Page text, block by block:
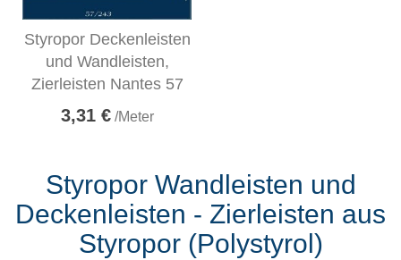
Styropor Deckenleisten
und Wandleisten,
Zierleisten Nantes 57
3,31 €/Meter
Styropor Wandleisten und
Deckenleisten - Zierleisten aus
Styropor (Polystyrol)